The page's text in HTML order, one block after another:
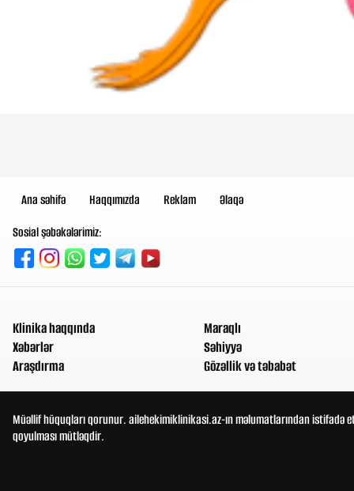
Ana səhifə Haqqımızda Reklam
Əlaqə
Sosial şəbəkələrimiz:
Klinika haqqında
Xəbərlər
Araşdırma
Maraqlı
Səhiyyə
Gözəllik və təbabət
Müəllif hüquqları qorunur. ailehekimiklinikasi.az-ın məlumatlarından
qoyulması mütləqdir.